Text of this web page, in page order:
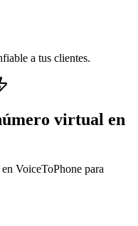
a tus clientes.
virtual en
VoiceToPhone para